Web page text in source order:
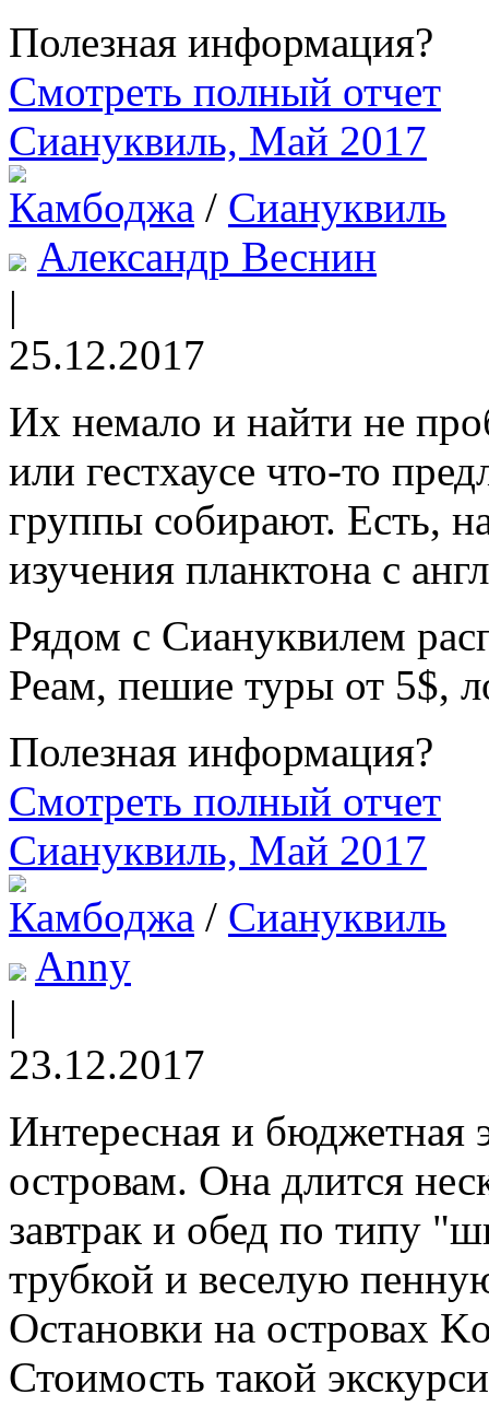
Полезная информация?
Смотреть полный отчет
Сиануквиль, Май 2017
Камбоджа / Сиануквиль
Александр Веснин
|
25.12.2017
Их немало и найти не
или гестхаусе что-то
группы собирают. Есть,
изучения планктона с
Рядом с Сиануквилем
Реам, пешие туры от 5$,
Полезная информация?
Смотреть полный отчет
Сиануквиль, Май 2017
Камбоджа / Сиануквиль
Anny
|
23.12.2017
Интересная и бюджетная
островам. Она длится
завтрак и обед по типу
трубкой и веселую
Остановки на островах
Стоимость такой